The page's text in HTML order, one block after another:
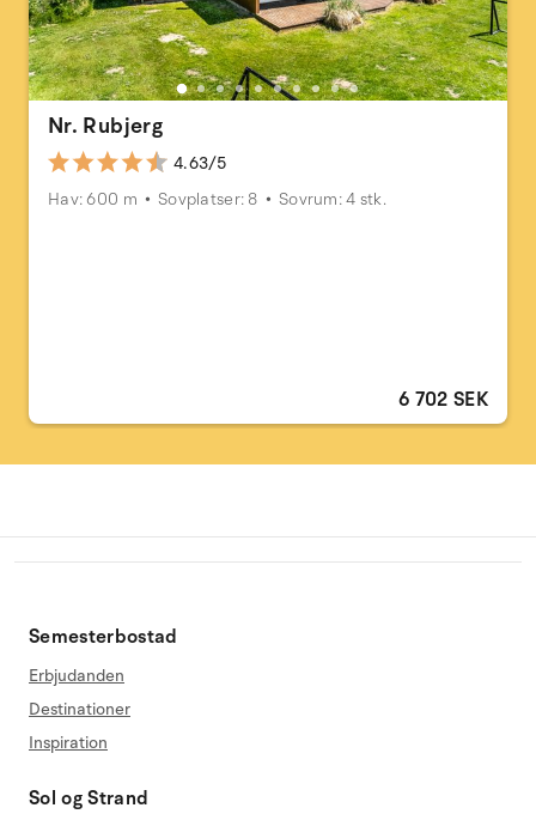
Nr. Rubjerg
4.63/5
Hav: 600 m
Sovplatser: 8 Sovrum: 4 stk.
6 702 SEK
Semesterbostad
Erbjudanden
Destinationer
Inspiration
Sol og Strand